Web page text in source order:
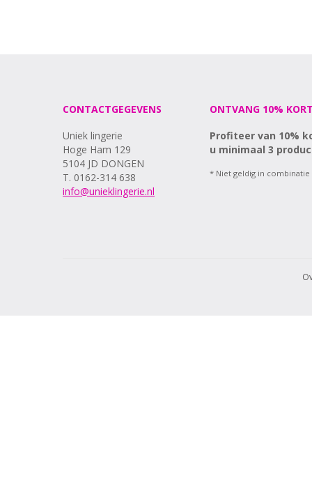
CONTACTGEGEVENS
Uniek lingerie
Hoge Ham 129
5104 JD DONGEN
T. 0162-314 638
info@unieklingerie.nl
ONTVANG 10%
Profiteer van 10%
u minimaal 3
* Niet geldig in